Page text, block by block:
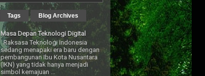
Tags Blog Archives
Masa Depan Teknologi Digital
Raksasa Teknologi Indonesia
sedang menapaki era baru dengan
pembangunan Ibu Kota Nusantara
(IKN) yang tidak hanya menjadi
simbol kemajuan ...